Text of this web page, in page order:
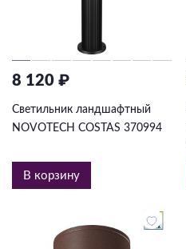
8 120 ₽
Светильник ландшафтный
NOVOTECH COSTAS 370994
В корзину